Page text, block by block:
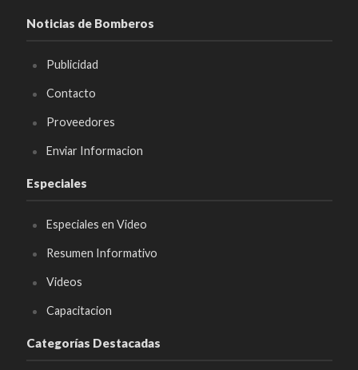
Noticias de Bomberos
Publicidad
Contacto
Proveedores
Enviar Informacion
Especiales
Especiales en Video
Resumen Informativo
Videos
Capacitacion
Categorías Destacadas